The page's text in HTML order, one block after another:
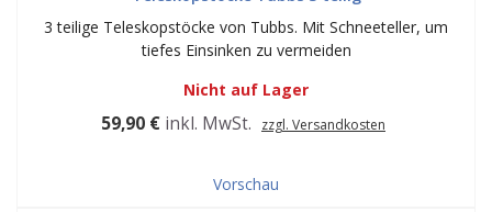
3 teilige Teleskopstöcke von Tubbs. Mit Schneeteller, um
tiefes Einsinken zu vermeiden
Nicht auf Lager
59,90 € inkl. MwSt. zzgl. Versandkosten
Vorschau